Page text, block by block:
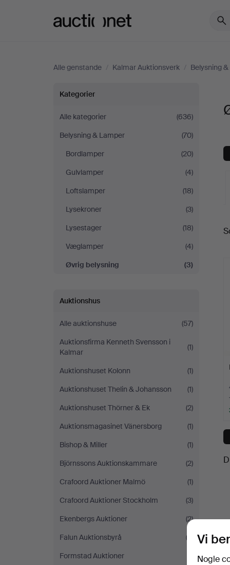
Alle genstande / Kalmar Auktionsverk / Belysning
Øvrig
belysning
hos
Kalmar
Auktionsverk
Kategorier
Alle kategorier
(636)
Belysning & Lamper
(70)
Bordlamper
(20)
Gulvlamper
(4)
Loftslamper
(18)
Lysekroner
(3)
Lysestager
(18)
Væglamper
(4)
Øvrig belysning
(3)
Auktionshus
Alle auktionshuse
(57)
Auktionsfirma Kenneth Svensson i
Kalmar
(1)
Auktionshuset Kolonn
(1)
Auktionshuset Thelin & Johansson
(1)
Auktionshuset Thörner & Ek
(2)
Auktionsmagasinet Vänersborg
(1)
Bishop & Miller
(1)
Björnssons Auktionskammare
(2)
Crafoord Auktioner Malmö
(1)
Crafoord Auktioner Stockholm
(3)
Ekenbergs Auktioner
(2)
Falun Auktionsbyrå
(3)
Formstad Auktioner
Vi
Nogle